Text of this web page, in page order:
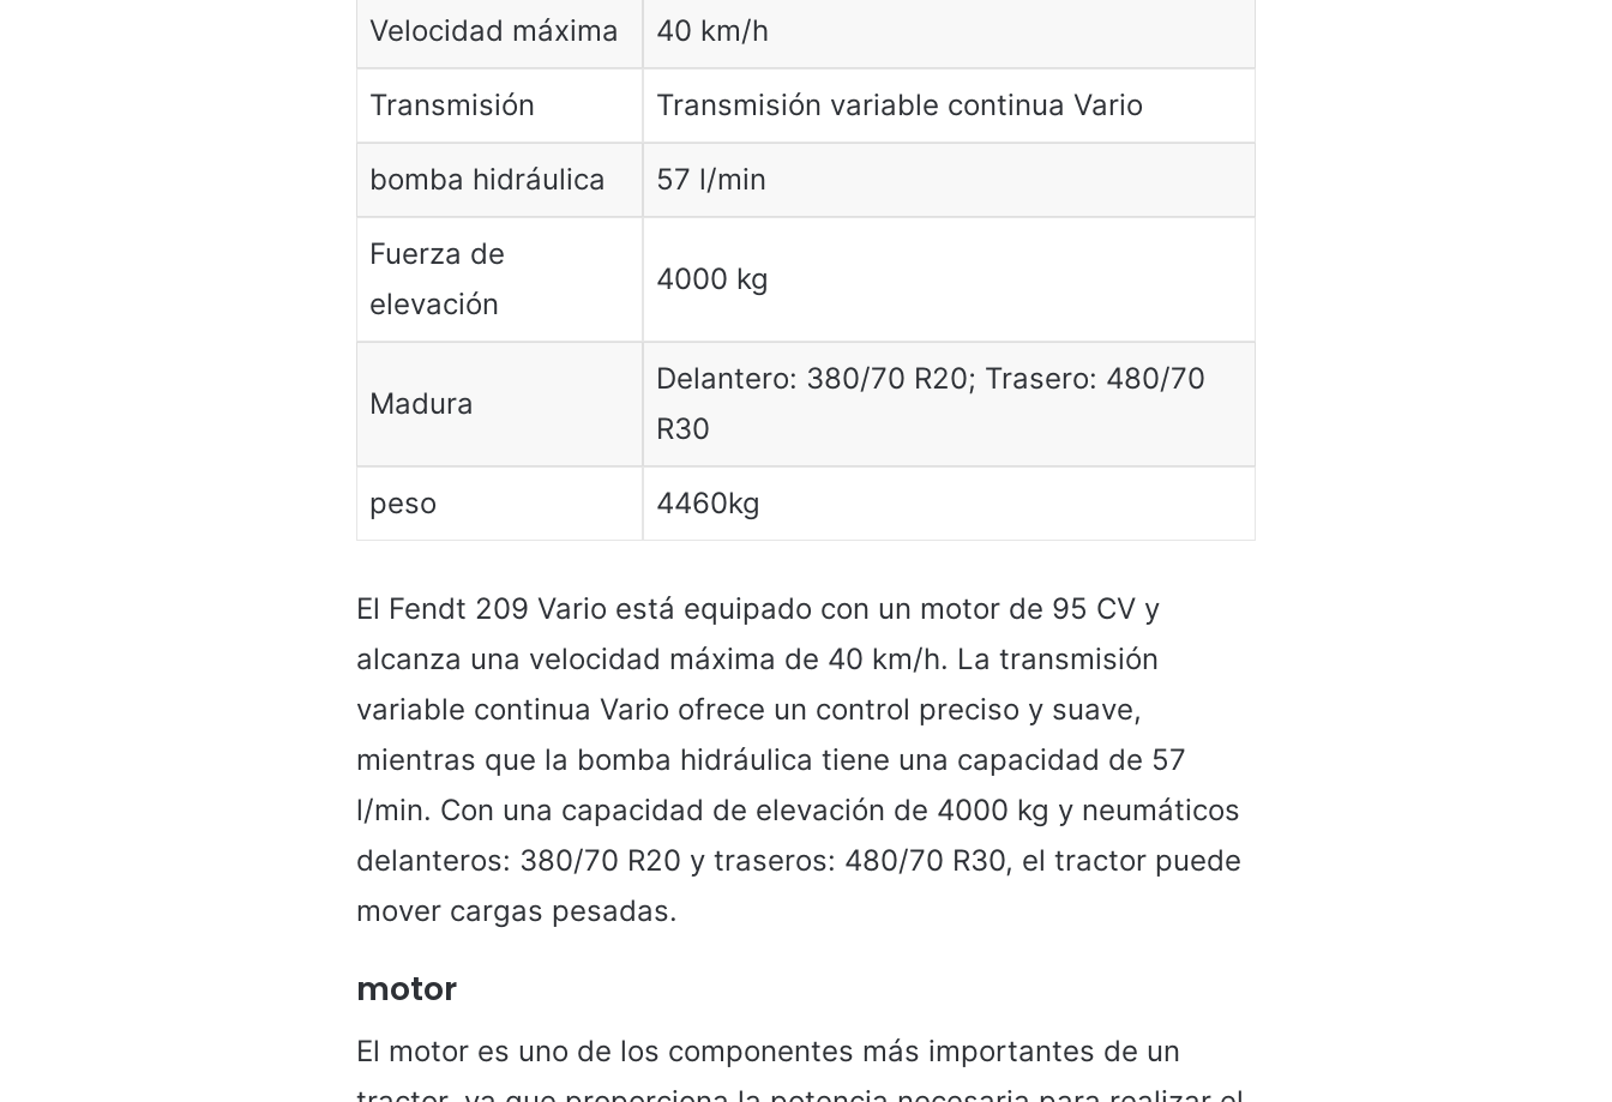
Velocidad máxima 40 km/h
Transmisión Transmisión variable continua Vario
bomba hidráulica 57 l/min
Fuerza de
elevación
4000 kg
Madura
Delantero: 380/70 R20; Trasero: 480/70
R30
peso 4460kg
El Fendt 209 Vario está equipado con un motor de 95 CV y ​​
alcanza una velocidad máxima de 40 km/h. La transmisión
variable continua Vario ofrece un control preciso y suave,
mientras que la bomba hidráulica tiene una capacidad de 57
l/min. Con una capacidad de elevación de 4000 kg y neumáticos
delanteros: 380/70 R20 y traseros: 480/70 R30, el tractor puede
mover cargas pesadas.
motor
El motor es uno de los componentes más importantes de un